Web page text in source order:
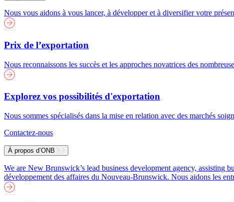
Nous vous aidons à vous lancer, à développer et à diversifier votre
Prix de l’exportation
Nous reconnaissons les succès et les approches novatrices des
Explorez vos possibilités d'exportation
Nous sommes spécialisés dans la mise en relation avec des marchés
Contactez-nous
À propos d’ONB
We are New Brunswick’s lead business development agency, assisting
développement des affaires du Nouveau-Brunswick. Nous aidons les